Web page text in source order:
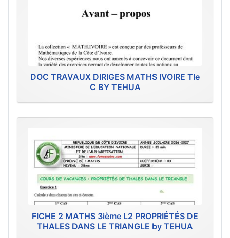
DOC TRAVAUX DIRIGES MATHS IVOIRE Tle
C BY TEHUA
FICHE 2 MATHS 3ième L2 PROPRIÉTÉS DE
THALES DANS LE TRIANGLE by TEHUA